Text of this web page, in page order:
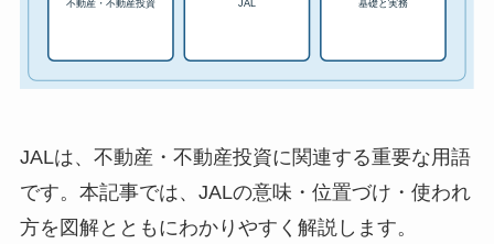
JALは、不動産・不動産投資に関連する重要な用語
です。本記事では、JALの意味・位置づけ・使われ
方を図解とともにわかりやすく解説します。